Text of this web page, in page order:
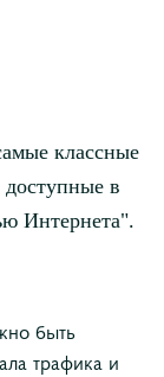
классные
в
Интернета".
быть
трафика и